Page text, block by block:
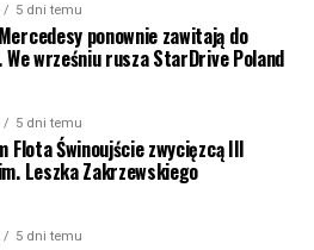
5 dni temu
ponownie zawitają do
We wrześniu rusza StarDrive Poland
5 dni temu
Flota Świnoujście zwycięzcą III
Leszka Zakrzewskiego
5 dni temu